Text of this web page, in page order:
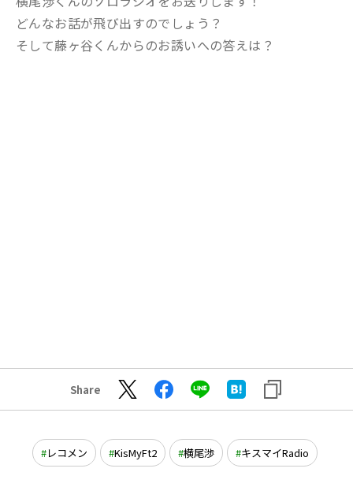
どんなお話が飛び出すのでしょう？
そして藤ヶ谷くんからのお誘いへの答えは？
Share
レコメン KisMyFt2 横尾渉 キスマイRadio